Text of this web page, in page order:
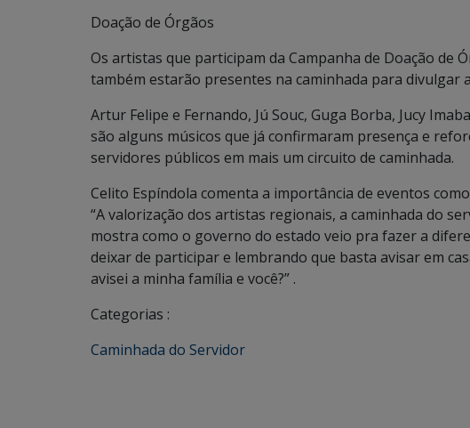
Doação de Órgãos
Os artistas que participam da Campanha de Doação de
também estarão presentes na caminhada para divulgar
Artur Felipe e Fernando, Jú Souc, Guga Borba, Jucy
são alguns músicos que já confirmaram presença e
servidores públicos em mais um circuito de caminhada.
Celito Espíndola comenta a importância de eventos
“A valorização dos artistas regionais, a caminhada do
mostra como o governo do estado veio pra fazer a
deixar de participar e lembrando que basta avisar em
avisei a minha família e você?” .
Categorias :
Caminhada do Servidor